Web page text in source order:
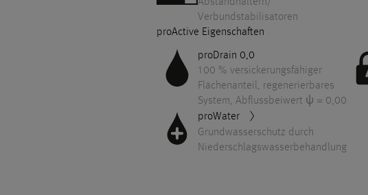
Verbundstabilisatoren
proActive Eigenschaften
proDrain 0,0
100 % versickerungsfähiger
Flächenanteil, regenerierbares
System, Abflussbeiwert ψ = 0,00
proWater
Grundwasserschutz durch
Niederschlagswasserbehandlung